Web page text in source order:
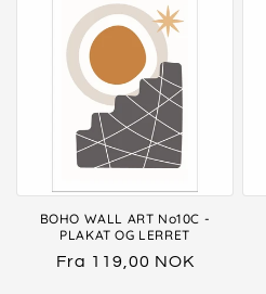
BOHO WALL ART No10C -
PLAKAT OG LERRET
Vanlig
Fra 119,00 NOK